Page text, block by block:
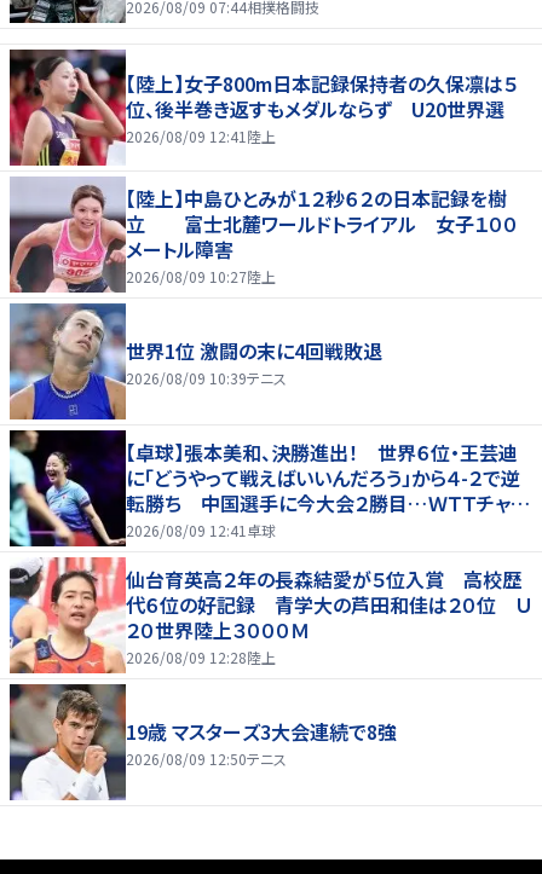
2026/08/09 07:44相撲格闘技
【陸上】女子800m日本記録保持者の久保凛は５
位、後半巻き返すもメダルならず U20世界選
2026/08/09 12:41 陸上
【陸上】中島ひとみが１２秒６２の日本記録を樹
立 富士北麓ワールドトライアル 女子１００
メートル障害
2026/08/09 10:27陸上
世界1位 激闘の末に4回戦敗退
2026/08/09 10:39テニス
【卓球】張本美和、決勝進出！ 世界６位・王芸迪
に「どうやって戦えばいいんだろう」から４-２で逆
転勝ち 中国選手に今大会２勝目…ＷＴＴチャン
ピオンズ横浜
2026/08/09 12:41 卓球
仙台育英高２年の長森結愛が５位入賞 高校歴
代６位の好記録 青学大の芦田和佳は２０位 Ｕ
２０世界陸上３０００Ｍ
2026/08/09 12:28陸上
19歳 マスターズ3大会連続で8強
2026/08/09 12:50テニス